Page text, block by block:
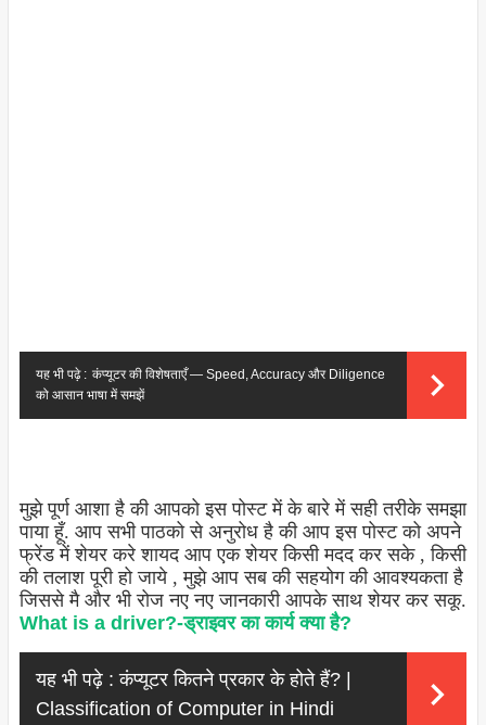
यह भी पढ़े : कंप्यूटर की विशेषताएँ — Speed, Accuracy और Diligence
को आसान भाषा में समझें
मुझे पूर्ण आशा है की आपको इस पोस्ट में के बारे में सही तरीके समझा
पाया हूँ. आप सभी पाठको से अनुरोध है की आप इस पोस्ट को अपने
फ्रेंड में शेयर करे शायद आप एक शेयर किसी मदद कर सके , किसी
की तलाश पूरी हो जाये , मुझे आप सब की सहयोग की आवश्यकता है
जिससे मै और भी रोज नए नए जानकारी आपके साथ शेयर कर सकू.
What is a driver?-ड्राइवर का कार्य क्या है?
यह भी पढ़े : कंप्यूटर कितने प्रकार के होते हैं? |
Classification of Computer in Hindi